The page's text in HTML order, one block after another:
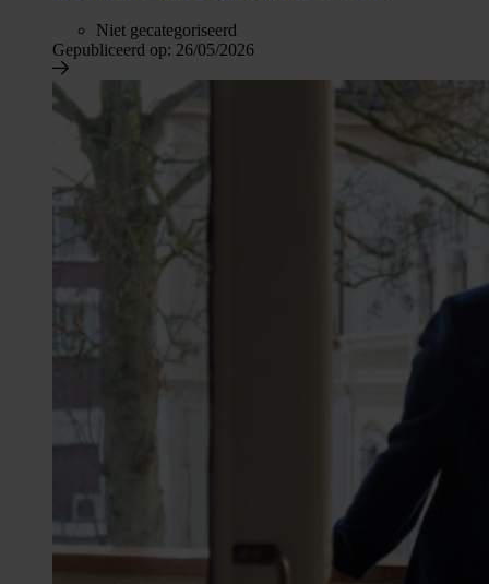
Niet gecategoriseerd
Gepubliceerd op: 26/05/2026